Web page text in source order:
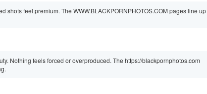
shots feel premium. The WWW.BLACKPORNPHOTOS.COM pages line
Nothing feels forced or overproduced. The https://blackpornphotos.com